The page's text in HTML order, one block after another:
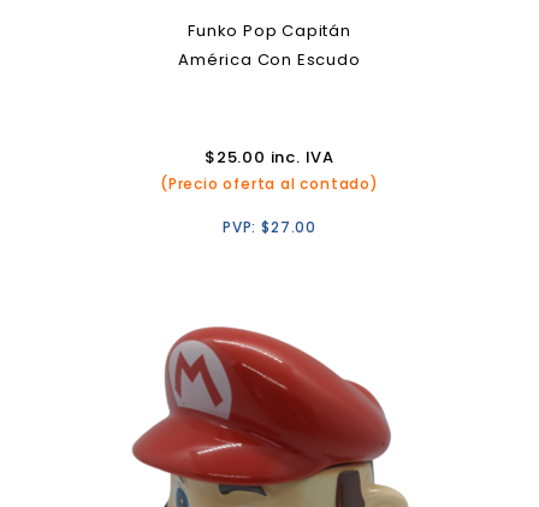
Funko Pop Capitán
América Con Escudo
$25.00 inc. IVA
(Precio oferta al contado)
PVP:$27.00